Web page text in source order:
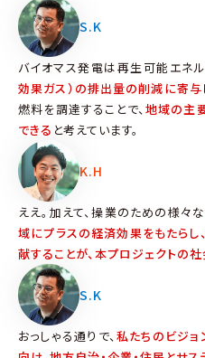
S.K
バイオマス発電は再生可能エネ
効果ガス）の排出量の削減に寄与
燃料を調達することで、地域の主
できる と考えています。
K.H
ええ。加えて、操業のための様々
域にプラスの経済効果をもたら
献することが、本プロジェクトの
S.K
おっしゃる通りで、私たちのビジョ